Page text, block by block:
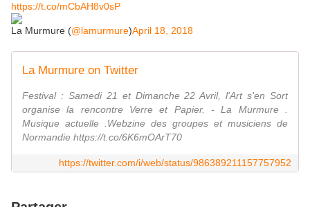
https://t.co/mCbAH8v0sP
La Murmure (@lamurmure)April 18, 2018
La Murmure on Twitter
Festival : Samedi 21 et Dimanche 22 Avril, l'Art s'en Sort
organise la rencontre Verre et Papier. - La Murmure .
Musique actuelle .Webzine des groupes et musiciens de
Normandie https://t.co/6K6mOArT70
https://twitter.com/i/web/status/986389211157757952